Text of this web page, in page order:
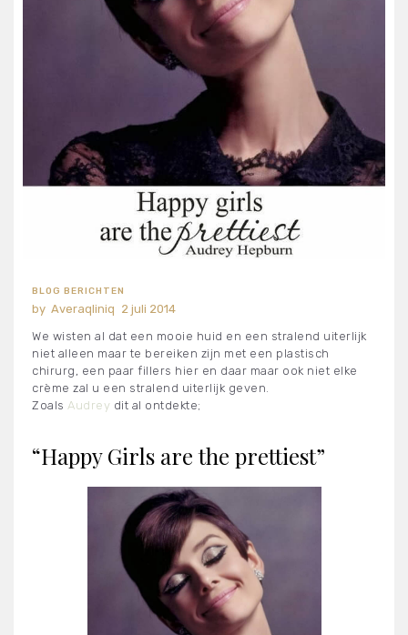
BLOG BERICHTEN
Averaqliniq 2 juli 2014
We wisten al dat een mooie huid en een stralend uiterlijk
niet alleen maar te bereiken zijn met een plastisch
chirurg, een paar fillers hier en daar maar ook niet elke
crème zal u een stralend uiterlijk geven.
Zoals Audrey dit al ontdekte;
“Happy Girls are the prettiest”